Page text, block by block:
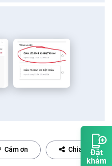
Đặt
khám
Cảm ơn Chia sẻ